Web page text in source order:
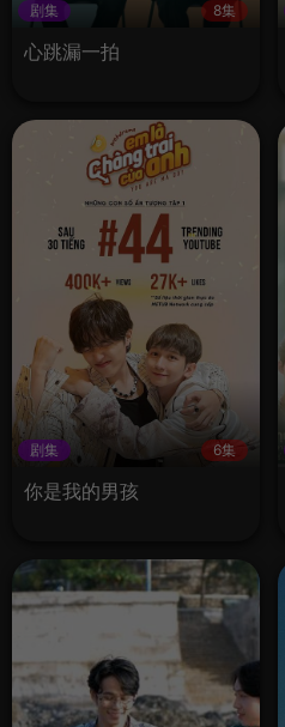
剧集 8集
心跳漏一拍
剧集 6集
你是我的男孩